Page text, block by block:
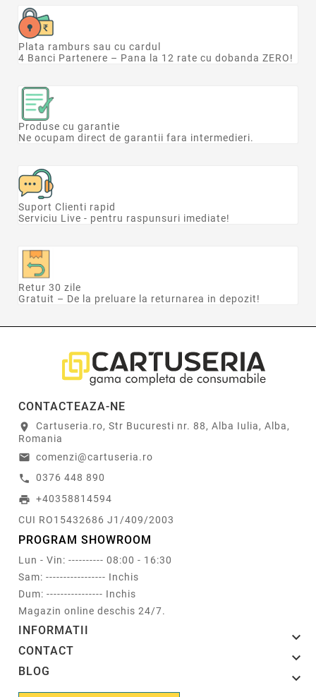
Plata ramburs sau cu cardul
4 Banci Partenere – Pana la 12 rate cu dobanda ZERO!
Produse cu garantie
Ne ocupam direct de garantii fara intermedieri.
Suport Clienti rapid
Serviciu Live - pentru raspunsuri imediate!
Retur 30 zile
Gratuit – De la preluare la returnarea in depozit!
CONTACTEAZA-NE
location_on
Cartuseria.ro, Str Bucuresti nr. 88, Alba Iulia, Alba,
Romania
email comenzi@cartuseria.ro
call 0376 448 890
print +40358814594
CUI RO15432686 J1/409/2003
PROGRAM SHOWROOM
Lun - Vin: ---------- 08:00 - 16:30
Sam: ----------------- Inchis
Dum: ---------------- Inchis
Magazin online deschis 24/7.
INFORMATII 
CONTACT 
BLOG 